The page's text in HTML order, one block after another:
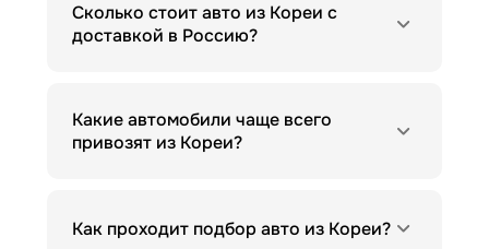
Сколько стоит авто из Кореи с
доставкой в Россию?
Какие автомобили чаще всего
привозят из Кореи?
Как проходит подбор авто из Кореи?